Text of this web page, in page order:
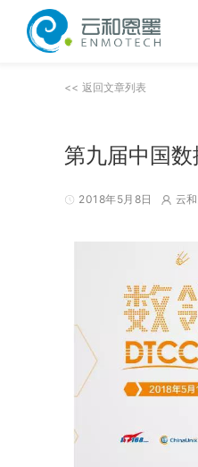
<< 返回文章列表
第九届中国
2018年5月8日 云